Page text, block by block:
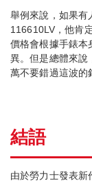
舉例來說，如果有
116610LV，他肯
價格會根據手錶本
異。但是總體來說
萬不要錯過這波的
結語
由於勞力士發表新